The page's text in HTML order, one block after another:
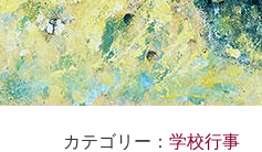
カテゴリー： 学校行事